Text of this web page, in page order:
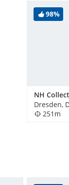
98%
Dresden,
251m